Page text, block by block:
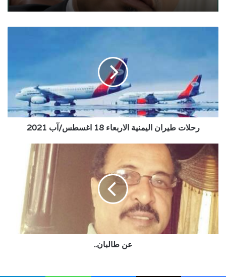
اغسطس/
2021
رحلات طيران اليمنية الاربعاء 18 اغسطس/آب 2021
عن
طالبان..
عن طالبان..